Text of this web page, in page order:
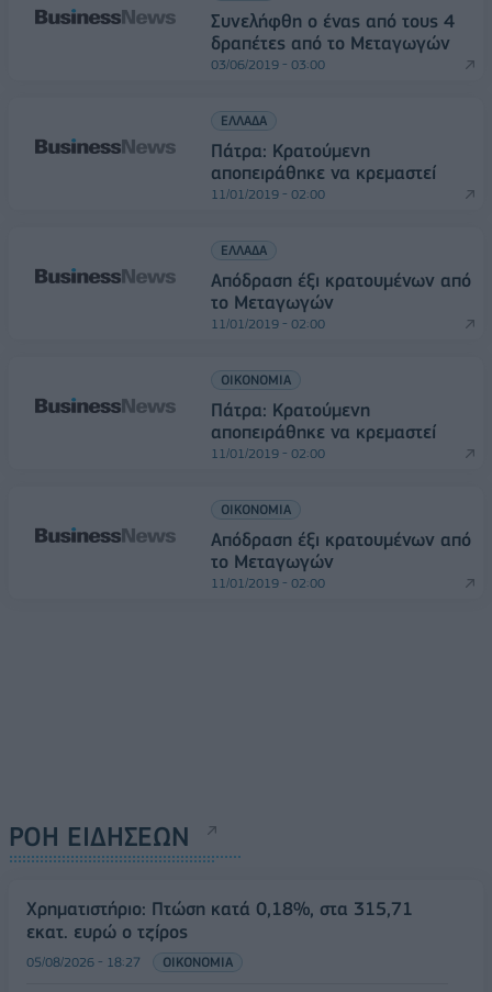
Συνελήφθη ο ένας από τους 4
δραπέτες από το Μεταγωγών
03/06/2019 - 03:00
ΕΛΛΑΔΑ
Πάτρα: Κρατούμενη
αποπειράθηκε να κρεμαστεί
11/01/2019 - 02:00
ΕΛΛΑΔΑ
Απόδραση έξι κρατουμένων από
το Μεταγωγών
11/01/2019 - 02:00
ΟΙΚΟΝΟΜΙΑ
Πάτρα: Κρατούμενη
αποπειράθηκε να κρεμαστεί
11/01/2019 - 02:00
ΟΙΚΟΝΟΜΙΑ
Απόδραση έξι κρατουμένων από
το Μεταγωγών
11/01/2019 - 02:00
ΡΟΗ ΕΙΔΗΣΕΩΝ
Χρηματιστήριο: Πτώση κατά 0,18%, στα 315,71
εκατ. ευρώ ο τζίρος
05/08/2026 - 18:27 ΟΙΚΟΝΟΜΙΑ